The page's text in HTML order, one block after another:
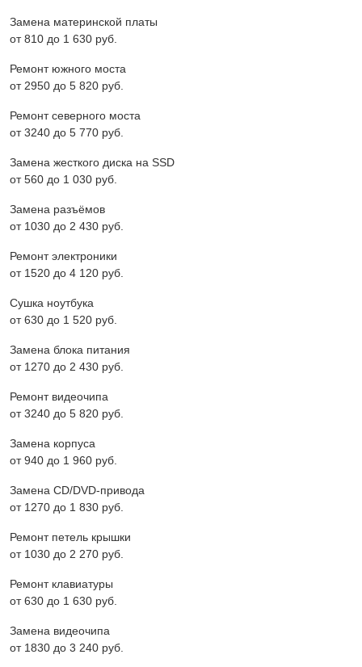
Замена материнской платы
от 810 до 1 630 pyб.
Ремонт южного моста
от 2950 до 5 820 pyб.
Ремонт северного моста
от 3240 до 5 770 pyб.
Замена жесткого диска на SSD
от 560 до 1 030 pyб.
Замена разъёмов
от 1030 до 2 430 pyб.
Ремонт электроники
от 1520 до 4 120 pyб.
Сушка ноутбука
от 630 до 1 520 pyб.
Замена блока питания
от 1270 до 2 430 pyб.
Ремонт видеочипа
от 3240 до 5 820 pyб.
Замена корпуса
от 940 до 1 960 pyб.
Замена CD/DVD-привода
от 1270 до 1 830 pyб.
Ремонт петель крышки
от 1030 до 2 270 pyб.
Ремонт клавиатуры
от 630 до 1 630 pyб.
Замена видеочипа
от 1830 до 3 240 pyб.